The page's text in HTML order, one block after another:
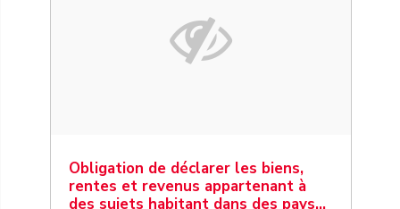
Obligation de déclarer les biens,
rentes et revenus appartenant à
des sujets habitant dans des pays…